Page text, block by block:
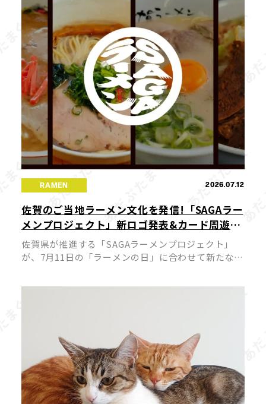
RAMEN 2026.07.12
佐賀のご当地ラーメン文化を発信!「SAGAラー
メンプロジェクト」新ロゴ発表&カード周遊キ
ャンペーンが7月11日スタート
佐賀県が推進する「SAGAラーメンプロジェクト」
が、7月11日の「ラーメンの日」に合わせて新たな展